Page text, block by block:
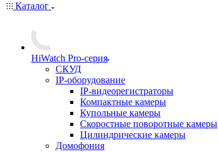
Каталог
HiWatch Pro-серия
CКУД
IP-оборудование
IP-видеорегистраторы
Компактные камеры
Купольные камеры
Скоростные поворотные камеры
Цилиндрические камеры
Домофония